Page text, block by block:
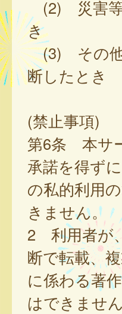
(2) 災害等
き
(3) その他
断したとき
(禁止事項)
第6条 本サ
承諾を得ず
の私的利用
きません。
2 利用者が
断で転載、
に係わる著
はできません